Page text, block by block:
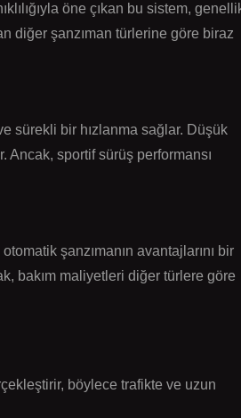
öne çıkan bu sistem,
diğer şanzıman türlerine göre biraz
sürekli bir hızlanma sağlar. Düşük
Ancak, sportif sürüş performansı
şanzımanın avantajlarını bir
bakım maliyetleri diğer türlere göre
böylece trafikte ve uzun